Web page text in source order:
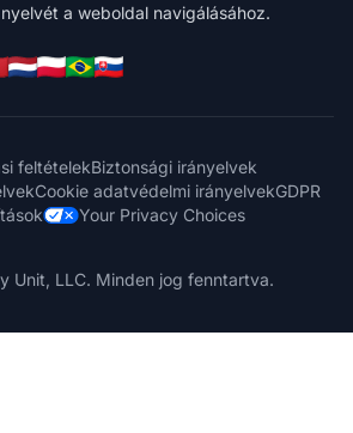
a weboldal navigálásához.
feltételekBiztonsági irányelvek
Cookie adatvédelmi irányelvekGDPR
Your Privacy Choices
LLC. Minden jog fenntartva.